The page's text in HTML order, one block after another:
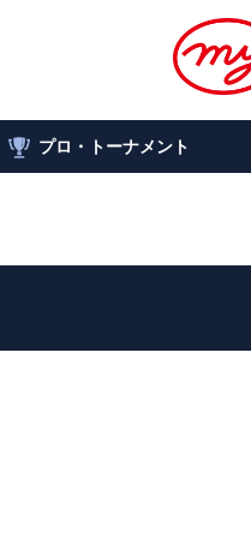
プロ・トーナメント